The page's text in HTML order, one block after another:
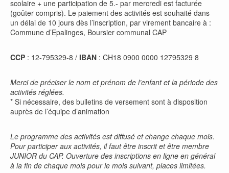
scolaire + une participation de 5.- par mercredi est facturée
(goûter compris). Le paiement des activités est souhaité dans
un délai de 10 jours dès l’inscription, par virement bancaire à :
Commune d’Epalinges, Boursier communal CAP
CCP : 12-795329-8 / IBAN : CH18 0900 0000 12795329 8
Merci de préciser le nom et prénom de l’enfant et la période des
activités réglées.
* Si nécessaire, des bulletins de versement sont à disposition
auprès de l’équipe d’animation
Le programme des activités est diffusé et change chaque mois.
Pour participer aux activités, il faut être inscrit et être membre
JUNIOR du CAP. Ouverture des inscriptions en ligne en général
à la fin de chaque mois pour le mois suivant, places limitées.